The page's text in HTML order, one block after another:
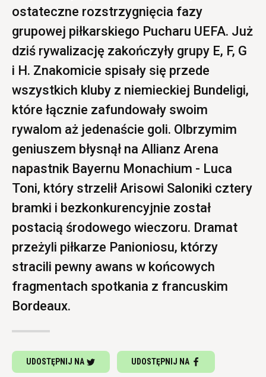
ostateczne rozstrzygnięcia fazy
grupowej piłkarskiego Pucharu UEFA. Już
dziś rywalizację zakończyły grupy E, F, G
i H. Znakomicie spisały się przede
wszystkich kluby z niemieckiej Bundeligi,
które łącznie zafundowały swoim
rywalom aż jedenaście goli. Olbrzymim
geniuszem błysnął na Allianz Arena
napastnik Bayernu Monachium - Luca
Toni, który strzelił Arisowi Saloniki cztery
bramki i bezkonkurencyjnie został
postacią środowego wieczoru. Dramat
przeżyli piłkarze Panioniosu, którzy
stracili pewny awans w końcowych
fragmentach spotkania z francuskim
Bordeaux.
UDOSTĘPNIJ NA UDOSTĘPNIJ NA